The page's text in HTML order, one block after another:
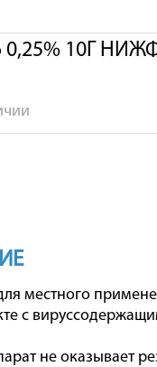
10Г
местного
с
не оказывает